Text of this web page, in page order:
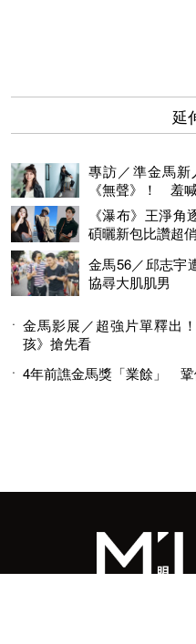
延
專訪／準金馬
《無聲》！ 羞
《瀑布》王淨
碩曬新包比讚超
金馬56／邱志宇
協尋大肌肌男
金馬影展／超強片單釋出
孩》搶先看
4年前譙金馬獎「業餘」